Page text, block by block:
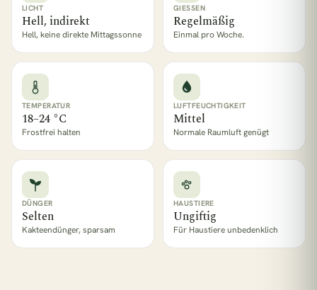
LICHT
Hell, indirekt
Hell, keine direkte Mittagssonne
GIESSEN
Regelmäßig
Einmal pro Woche.
TEMPERATUR
18–24 °C
Frostfrei halten
LUFTFEUCHTIGKEIT
Mittel
Normale Raumluft genügt
DÜNGER
Selten
Kakteendünger, sparsam
HAUSTIERE
Ungiftig
Für Haustiere unbedenklich